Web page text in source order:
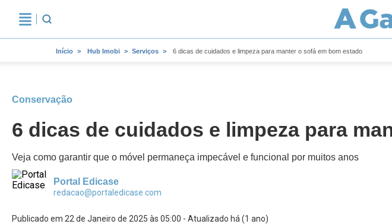
Início Hub Imobi Serviços 6 dicas de cuidados e limpeza para manter o sofá em bom estado
Conservação
6 dicas de cuidados e limpeza para
Veja como garantir que o móvel permaneça impecável e funcional por muitos anos
Portal Edicase
redacao@portaledicase.com
Publicado em 22 de Janeiro de 2025 às 05:00 - Atualizado há (1 ano)